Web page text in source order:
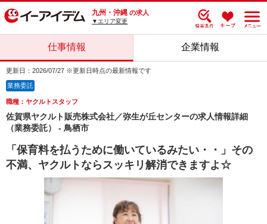
九州・沖縄 の求人
▼エリア変更
仕事情報 企業情報
更新日：2026/07/27 ※更新日時点の最新情報です
業務委託
職種：ヤクルトスタッフ
佐賀県ヤクルト販売株式会社／弥生が丘センターの求人情報詳細
（業務委託） - 鳥栖市
「保育料を払うために働いているみたい・・」その
不満、ヤクルトならスッキリ解消できますよ☆